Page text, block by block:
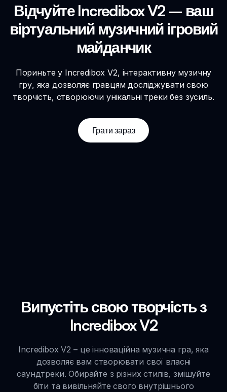
Відчуйте Incredibox V2 – ваш
віртуальний музичний ігровий
майданчик
Пориньте у Incredibox V2, інтерактивну музичну
гру, яка дозволяє гравцям досліджувати свою
творчість, створюючи унікальні треки без зусиль.
Грати зараз
Випустіть свою творчість з
Incredibox V2
Incredibox V2 – це інноваційна музична гра, яка
дозволяє вам створювати свої власні
саундтреки. Обирайте з різних стилів, змішуйте
біти та вивільняйте свого внутрішнього